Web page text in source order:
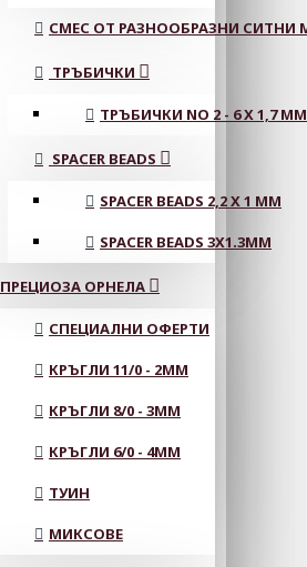
СМЕС ОТ РАЗНООБРАЗНИ СИТНИ
ТРЪБИЧКИ
ТРЪБИЧКИ NO 2 - 6 X 1,7 MM
SPACER BEADS
SPACER BEADS 2,2 X 1 MM
SPACER BEADS 3X1.3MM
ПРЕЦИОЗА ОРНЕЛА
СПЕЦИАЛНИ ОФЕРТИ
КРЪГЛИ 11/0 - 2MM
КРЪГЛИ 8/0 - 3MM
КРЪГЛИ 6/0 - 4MM
ТУИН
МИКСОВЕ